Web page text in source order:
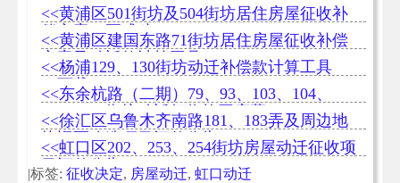
<<黄浦区501街坊及504街坊居住房屋征收补
偿方案（正式稿）
<<黄浦区建国东路71街坊居住房屋征收补偿
方案及动迁款计算工具
<<杨浦129、130街坊动迁补偿款计算工具
（下载）
<<东余杭路（二期）79、93、103、104、
108、109街坊动迁征收拉开序幕
<<徐汇区乌鲁木齐南路181、183弄及周边地
块旧区改造项目评估公告
<<虹口区202、253、254街坊房屋动迁征收项
目评估公告
|标签: 征收决定, 房屋动迁, 虹口动迁